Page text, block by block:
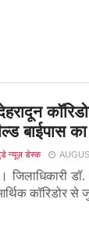
बाईपास
न्यूज़ डेस्क
जिलाधिकारी
कॉरिडोर से